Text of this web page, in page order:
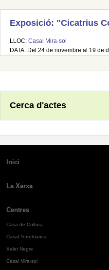
Exposició: "Cicatrius
LLOC: Casal Mira-sol
DATA: Del 24 de novembre al 19 de
Cerca d'actes
Inici
La Xarxa
Centres
Casa de Cultura
Casal Torreblanca
Xalet Negre
Casal Mira-sol